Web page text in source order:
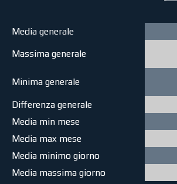
Media generale
Massima generale
Minima generale
Differenza generale
Media min mese
Media max mese
Media minimo giorno
Media massima giorno